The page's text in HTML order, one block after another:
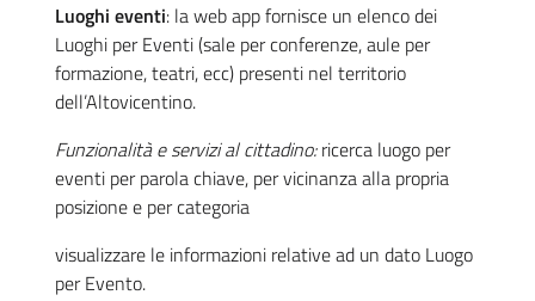
Luoghi eventi: la web app fornisce un elenco dei
Luoghi per Eventi (sale per conferenze, aule per
formazione, teatri, ecc) presenti nel territorio
dell’Altovicentino.
Funzionalità e servizi al cittadino:ricerca luogo per
eventi per parola chiave, per vicinanza alla propria
posizione e per categoria
visualizzare le informazioni relative ad un dato Luogo
per Evento.